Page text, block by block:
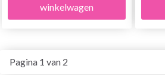
winkelwagen
Pagina 1 van 2